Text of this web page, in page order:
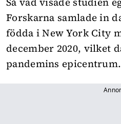
Forskarna samlade in
födda i New York City
december 2020, vilket
pandemins epicentrum.